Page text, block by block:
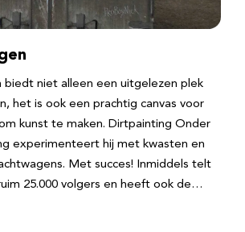
biedt niet alleen een uitgelezen plek
het is ook een prachtig canvas voor
kunst te maken. Dirtpainting Onder
experimenteert hij met kwasten en
Met succes! Inmiddels telt
25.000 volgers en heeft ook de…